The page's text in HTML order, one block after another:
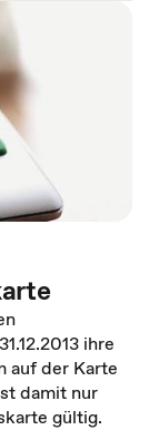
ihre
auf der Karte
damit nur
gültig.